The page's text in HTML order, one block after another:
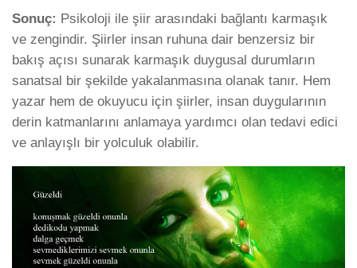
Sonuç: Psikoloji ile şiir arasındaki bağlantı karmaşık
ve zengindir. Şiirler insan ruhuna dair benzersiz bir
bakış açısı sunarak karmaşık duygusal durumların
sanatsal bir şekilde yakalanmasına olanak tanır. Hem
yazar hem de okuyucu için şiirler, insan duygularının
derin katmanlarını anlamaya yardımcı olan tedavi edici
ve anlayışlı bir yolculuk olabilir.